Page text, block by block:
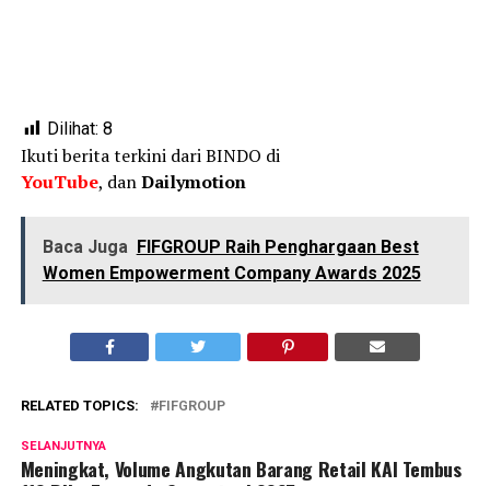
Dilihat: 8
Ikuti berita terkini dari BINDO di
YouTube, danDailymotion
Baca Juga FIFGROUP Raih Penghargaan Best
Women Empowerment Company Awards 2025
RELATED TOPICS: FIFGROUP
SELANJUTNYA
Meningkat, Volume Angkutan Barang Retail KAI Tembus